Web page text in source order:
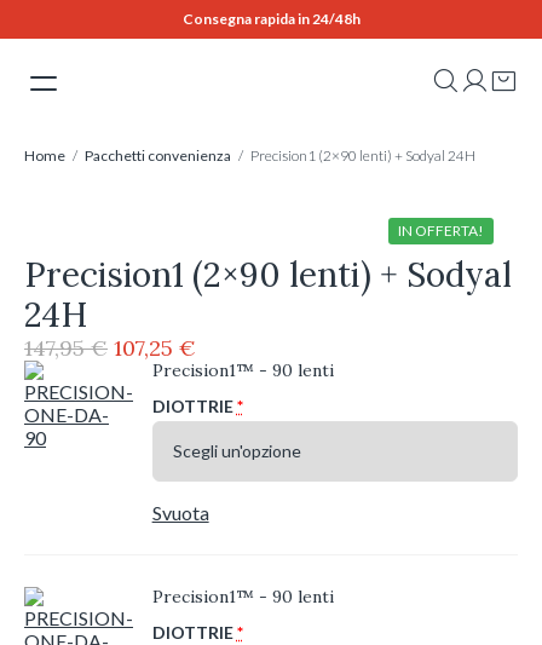
to
Consegna rapida in 24/48h
Home / Pacchetti convenienza / Precision1 (2×90 lenti) + Sodyal 24H
IN OFFERTA!
Precision1 (2×90 lenti) + Sodyal
24H
147,95€ Il
prezzo
originale
147,95 €.
107,25 €
prezzo
attuale
è:
107,25 €.
Precision1™ - 90 lenti
DIOTTRIE*
Svuota
Precision1™ - 90 lenti
DIOTTRIE*